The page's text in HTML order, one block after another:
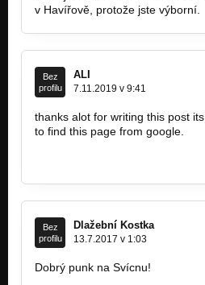
v Havířově, protože jste výborní.
Bez
profilu
ALI
7.11.2019 v 9:41
thanks alot for writing this post
to find this page from google.
Bez
profilu
Dlažební Kostka
13.7.2017 v 1:03
Dobrý punk na Svícnu!